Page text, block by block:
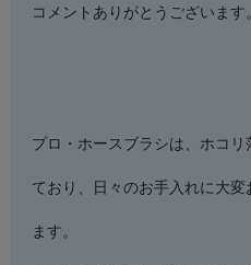
コメントありがとうございます
プロ・ホースブラシは、ホコ
ており、日々のお手入れに大
ます。